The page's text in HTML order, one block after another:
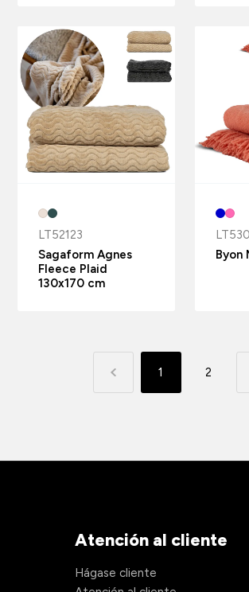
LT52123
Sagaform Agnes
Fleece Plaid
130x170 cm
Byon
1 2
Atención al cliente
Hágase cliente